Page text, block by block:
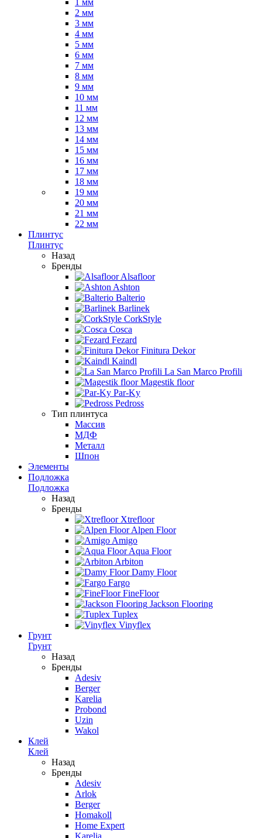
1 мм
2 мм
3 мм
4 мм
5 мм
6 мм
7 мм
8 мм
9 мм
10 мм
11 мм
12 мм
13 мм
14 мм
15 мм
16 мм
17 мм
18 мм
19 мм
20 мм
21 мм
22 мм
Плинтус
Плинтус
Назад
Бренды
Alsafloor
Ashton
Balterio
Barlinek
CorkStyle
Cosca
Fezard
Finitura Dekor
Kaindl
La San Marco Profili
Magestik floor
Par-Ky
Pedross
Тип плинтуса
Массив
МДФ
Металл
Шпон
Элементы
Подложка
Подложка
Назад
Бренды
Xtrefloor
Alpen Floor
Amigo
Aqua Floor
Arbiton
Damy Floor
Fargo
FineFloor
Jackson Flooring
Tuplex
Vinyflex
Грунт
Грунт
Назад
Бренды
Adesiv
Berger
Karelia
Probond
Uzin
Wakol
Клей
Клей
Назад
Бренды
Adesiv
Arlok
Berger
Homakoll
Home Expert
Karelia